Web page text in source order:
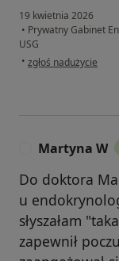
19 kwietnia 2026
• Prywatny Gabinet
USG
• w opinii użytkownika
zgłoś nadużycie
Martyna W
Do doktora
u
słyszałam
zapewnił